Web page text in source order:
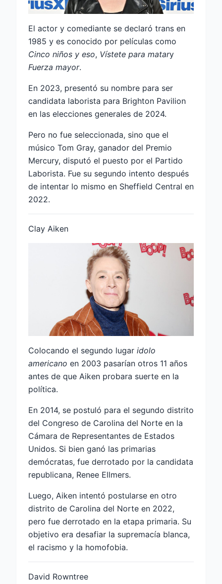
El actor y comediante se declaró trans en
1985 y es conocido por películas como
Cinco niños y eso, Vístete para matary
Fuerza mayor.
En 2023, presentó su nombre para ser
candidata laborista para Brighton Pavilion
en las elecciones generales de 2024.
Pero no fue seleccionada, sino que el
músico Tom Gray, ganador del Premio
Mercury, disputó el puesto por el Partido
Laborista. Fue su segundo intento después
de intentar lo mismo en Sheffield Central en
2022.
Clay Aiken
Colocando el segundo lugar idolo
americano en 2003 pasarían otros 11 años
antes de que Aiken probara suerte en la
política.
En 2014, se postuló para el segundo distrito
del Congreso de Carolina del Norte en la
Cámara de Representantes de Estados
Unidos. Si bien ganó las primarias
demócratas, fue derrotado por la candidata
republicana, Renee Ellmers.
Luego, Aiken intentó postularse en otro
distrito de Carolina del Norte en 2022,
pero fue derrotado en la etapa primaria. Su
objetivo era desafiar la supremacía blanca,
el racismo y la homofobia.
David Rowntree